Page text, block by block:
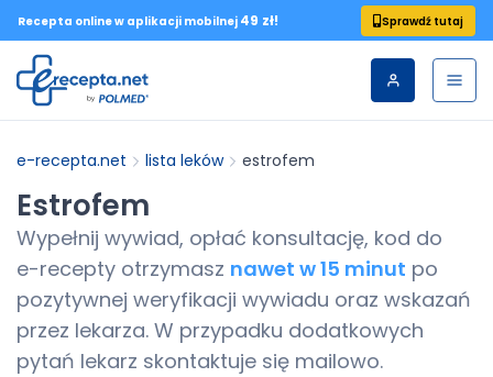
Recepta online w aplikacji mobilnej 49 zł! Sprawdź tutaj
e-recepta.net lista leków estrofem
Estrofem
Wypełnij wywiad, opłać konsultację, kod do
e-recepty otrzymasz nawet w 15 minut po
pozytywnej weryfikacji wywiadu oraz wskazań
przez lekarza. W przypadku dodatkowych
pytań lekarz skontaktuje się mailowo.